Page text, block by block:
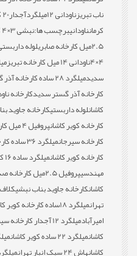
ناب تبریزناودانی 12
کرمانناودانیبرچسب ها:نبشی 3×4 کار خانه جاوید بناب
2.5میل کارخانه صابری
لوله داربستی 2 میل کارخانه
4×4 ناودانی 14 میل کارخانه تبریز
سدیدمیلگرد 28 ساده کارخانه آذر گستر سدید
کارخانه آذر گستر سدیدکارخانه
کاشانلوله داربستیکارخانه جاوید
کارخانه کویر کاشانپروفیل 4 میل کارخانه صدرا
کارخانه سیرجانمیلگرد 36 ساده کارخانه کویر کاشان
کارخانه کویر کاشانمیلگرد ساده 16 کارخانه کویر کاشان
مهندسیپروفیل 2.5میل کارخانه صدرا
کاشانکارخانه جاوید بناب نبشیکلاف 10 A2 امیرآباد
تهرانمیلگرد 18ساده کارخانه کویر کاشان
امیرآبادمیلگرد 12 آجدار کارخانه سیرجان
کاشانمیلگرد 22 ساده کویر کاشان
کاشانهاش 24 سبک انبار تهران